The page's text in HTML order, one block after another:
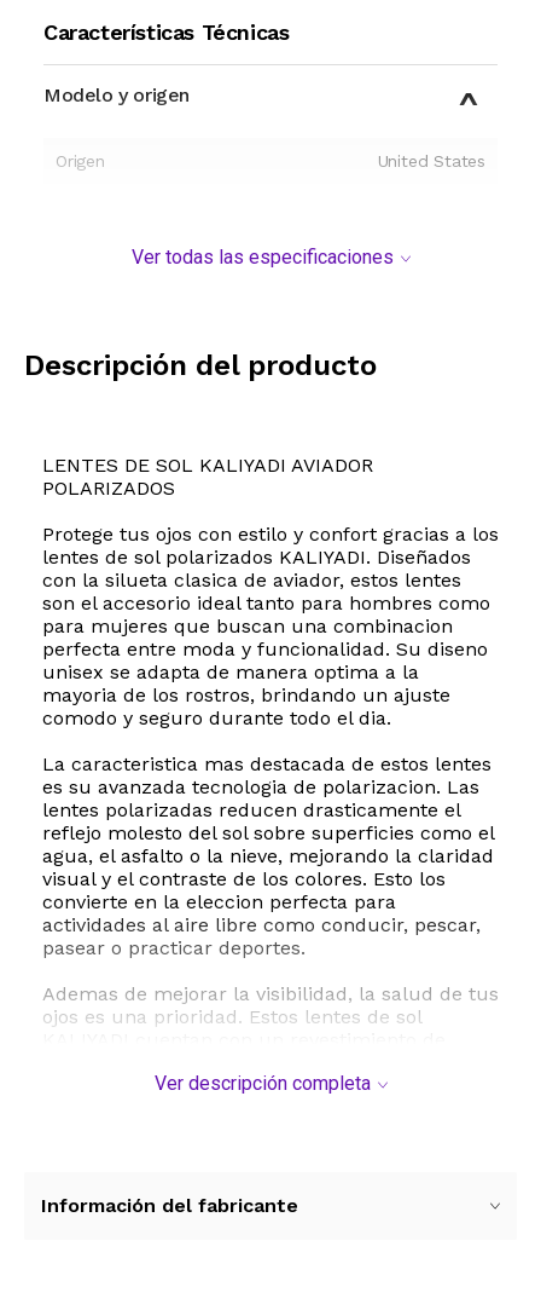
Características Técnicas
Modelo y origen
Origen United States
Ver todas las especificaciones
Descripción del producto
LENTES DE SOL KALIYADI AVIADOR
POLARIZADOS
Protege tus ojos con estilo y confort gracias a los
lentes de sol polarizados KALIYADI. Diseñados
con la silueta clasica de aviador, estos lentes
son el accesorio ideal tanto para hombres como
para mujeres que buscan una combinacion
perfecta entre moda y funcionalidad. Su diseno
unisex se adapta de manera optima a la
mayoria de los rostros, brindando un ajuste
comodo y seguro durante todo el dia.
La caracteristica mas destacada de estos lentes
es su avanzada tecnologia de polarizacion. Las
lentes polarizadas reducen drasticamente el
reflejo molesto del sol sobre superficies como el
agua, el asfalto o la nieve, mejorando la claridad
visual y el contraste de los colores. Esto los
convierte en la eleccion perfecta para
actividades al aire libre como conducir, pescar,
pasear o practicar deportes.
Ademas de mejorar la visibilidad, la salud de tus
ojos es una prioridad. Estos lentes de sol
los rayos ultravioleta nocivos UVA y UVB. De esta
Fabricados con materiales de alta calidad,
Ver descripción completa
Información del fabricante